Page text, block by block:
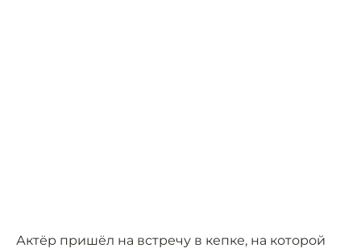
Актёр пришёл на встречу в кепке, на которой